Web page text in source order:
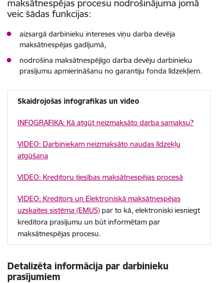
maksātnespējas procesu nodrošinājuma jomā
veic šādas funkcijas:
aizsargā darbinieku intereses viņu darba devēja
maksātnespējas gadījumā,
nodrošina maksātnespējīgo darba devēju darbinieku
prasījumu apmierināšanu no garantiju fonda līdzekļiem.
Skaidrojošas infografikas un video
INFOGRAFIKA: Kā atgūt neizmaksāto darba samaksu?
VIDEO: Darbiniekam neizmaksāto naudas līdzekļu
atgūšana
VIDEO: Kreditoru tiesības maksātnespējas procesā
VIDEO: Kreditors un Elektroniskā maksātnespējas
uzskaites sistēma (EMUS) par to kā, elektroniski iesniegt
kreditora prasījumu un būt informētam par
maksātnespējas procesu.
Detalizēta informācija par darbinieku
prasījumiem